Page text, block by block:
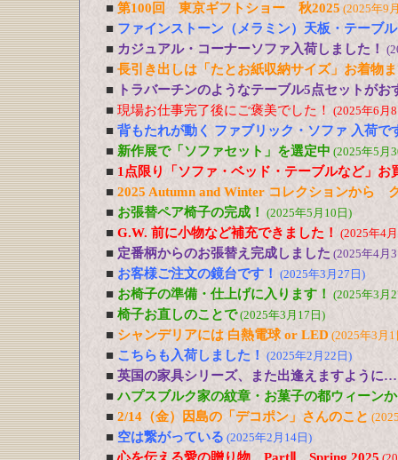
■ 第100回 東京ギフトショー 秋2025 (2025年9
■ ファインストーン（メラミン）天板・テーブ
■ カジュアル・コーナーソファ入荷しました！
■ 長引き出しは「たとお紙収納サイズ」お着物
■
トラバーチンのようなテーブル5点セットが
■ 現場お仕事完了後にご褒美でした！ (2025年6月
■ 背もたれが動く ファブリック・ソファ 入荷で
■ 新作展で「ソファセット」を選定中 (2025年5月
■ 1点限り「ソファ・ベッド・テーブルなど」お
■ 2025 Autumn and Winter コレクションから
■ お張替ペア椅子の完成！ (2025年5月10日)
■ G.W. 前に小物など補充できました！ (2025年4
■ 定番柄からのお張替え完成しました (2025年4月
■ お客様ご注文の鏡台です！ (2025年3月27日)
■ お椅子の準備・仕上げに入ります！ (2025年3月
■ 椅子お直しのことで(2025年3月17日)
■ シャンデリアには 白熱電球 or LED (2025年3月1
■ こちらも入荷しました！ (2025年2月22日)
■ 英国の家具シリーズ、また出逢えますように…
■ ハプスブルク家の紋章・お菓子の都ウィーン
■ 2/14（金）因島の「デコポン」さんのこと
■ 空は繋がっている (2025年2月14日)